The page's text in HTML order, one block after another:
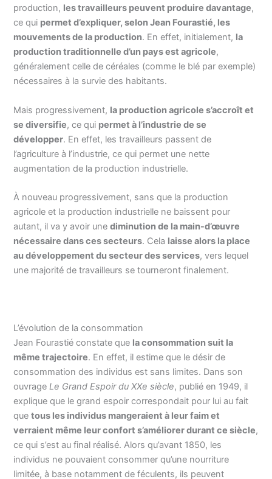
production, les travailleurs peuvent produire davantage,
ce qui permet d’expliquer, selon Jean Fourastié, les
mouvements de la production. En effet, initialement, la
production traditionnelle d’un pays est agricole,
généralement celle de céréales (comme le blé par exemple)
nécessaires à la survie des habitants.
Mais progressivement, la production agricole s’accroît et
se diversifie, ce qui permet à l’industrie de se
développer. En effet, les travailleurs passent de
l’agriculture à l’industrie, ce qui permet une nette
augmentation de la production industrielle.
À nouveau progressivement, sans que la production
agricole et la production industrielle ne baissent pour
autant, il va y avoir unediminution de la main-d’œuvre
nécessaire dans ces secteurs. Cela laisse alors la place
au développement du secteur des services, vers lequel
une majorité de travailleurs se tourneront finalement.
L’évolution de la consommation
Jean Fourastié constate que la consommation suit la
même trajectoire. En effet, il estime que le désir de
consommation des individus est sans limites. Dans son
ouvrageLe Grand Espoir du XXe siècle, publié en 1949, il
explique que le grand espoir correspondait pour lui au fait
quetous les individus mangeraient à leur faim et
verraient même leur confort s’améliorer durant ce siècle,
ce qui s’est au final réalisé. Alors qu’avant 1850, les
individus ne pouvaient consommer qu’une nourriture
limitée, à base notamment de féculents, ils peuvent